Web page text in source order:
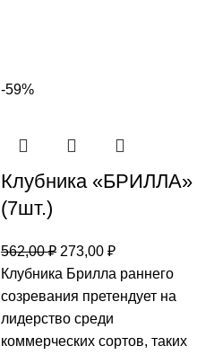
-59%
Клубника «БРИЛЛА»
(7шт.)
562,00₽ 273,00 ₽
Клубника Брилла раннего
созревания претендует на
лидерство среди
коммерческих сортов, таких